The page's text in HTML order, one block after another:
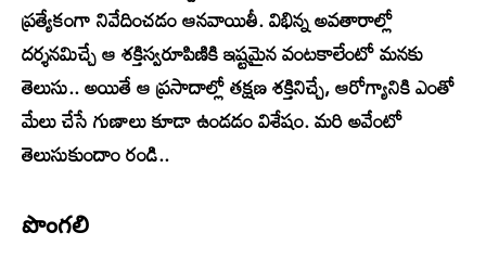
ప్రత్యేకంగా నివేదించడం ఆనవాయితీ. విభిన్న అవతారాల్లో
దర్శనమిచ్చే ఆ శక్తిస్వరూపిణికి ఇష్టమైన వంటకాలేంటో మనకు
తెలుసు.. అయితే ఆ ప్రసాదాల్లో తక్షణ శక్తినిచ్చే, ఆరోగ్యానికి ఎంతో
మేలు చేసే గుణాలు కూడా ఉండడం విశేషం. మరి అవేంటో
తెలుసుకుందాం రండి..
పొంగలి